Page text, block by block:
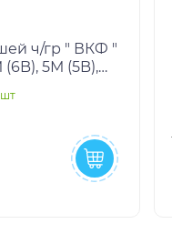
ч/гр " ВКФ "
5М (5B),